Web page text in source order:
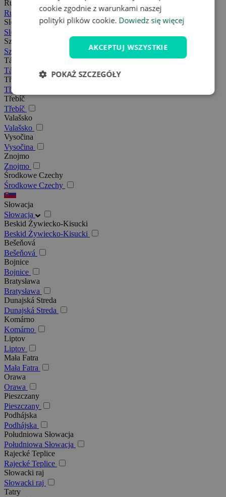
Rudawy
Rudawy
Slovácko
Slovácko
Szumawa
Szumawa
Tábor
Tábor
Třeboňsko
Třeboňsko
Třebíč
Třebíč
Valašsko
Valašsko
Vysočina
Vysočina
Znojmo
Znojmo
Środkowe Czechy
Środkowe Czechy
Słowacja
Słowacja
Beskid Żywiecko-Kisucki
Beskid Żywiecko-Kisucki
Bešeňová
Bešeňová
Bojnice
Bojnice
Bratysława
Bratysława
Dunajská Streda
Dunajská Streda
Komárno
Komárno
Liptov
Liptov
Mała Fatra
Mała Fatra
Orawa
Orawa
Pieszczany
Pieszczany
Podhájska
Podhájska
Południowa Słowacja
Południowa Słowacja
Rajecké Teplice
Rajecké Teplice
Słowacki raj
Słowacki raj
Tatry
cookie zgodnie z warunkami naszej
polityki plików cookie. Dowiedz się więcej
AKCEPTUJ WSZYSTKIE
POKAŻ SZCZEGÓŁY